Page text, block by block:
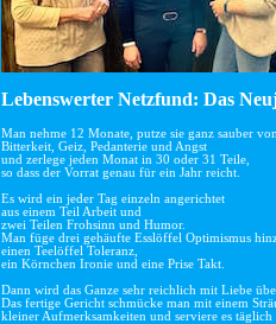
Lebenswerter Netzfund: Das
Man nehme 12 Monate, putze sie ganz sauber
Bitterkeit, Geiz, Pedanterie und Angst
und zerlege jeden Monat in 30 oder 31 Teile,
so dass der Vorrat genau für ein Jahr reicht.
Es wird ein jeder Tag einzeln angerichtet
aus einem Teil Arbeit und
zwei Teilen Frohsinn und Humor.
Man füge drei gehäufte Esslöffel Optimismus
einen Teelöffel Toleranz,
ein Körnchen Ironie und eine Prise Takt.
Dann wird das Ganze sehr reichlich mit Liebe
Das fertige Gericht schmücke man mit einem
kleiner Aufmerksamkeiten und serviere es